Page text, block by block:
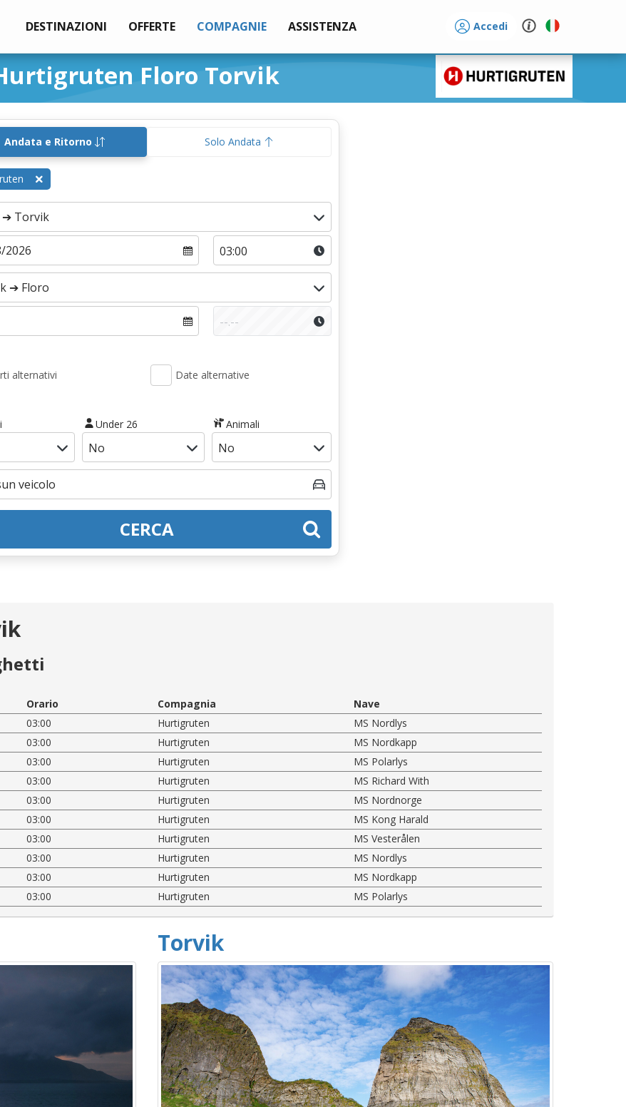
DESTINAZIONI OFFERTE COMPAGNIE ASSISTENZA Accedi
Floro Torvik
Andata e Ritorno Solo Andata
alternativi Date alternative
Under 26 Animali
CERCA
Orario Compagnia
Nave
03:00 Hurtigruten
MS Nordlys
03:00 Hurtigruten
MS Nordkapp
03:00 Hurtigruten
MS Polarlys
03:00 Hurtigruten
MS Richard With
03:00 Hurtigruten
MS Nordnorge
03:00 Hurtigruten
MS Kong Harald
03:00 Hurtigruten
MS Vesterålen
03:00 Hurtigruten
MS Nordlys
03:00 Hurtigruten
MS Nordkapp
03:00 Hurtigruten MS Polarlys
Torvik